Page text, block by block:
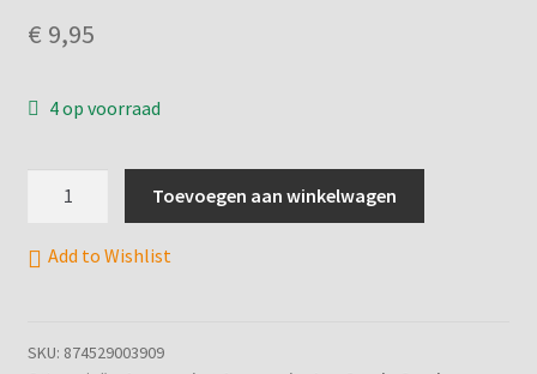
Bevestiging annulering afspraak
Boek een afspraak
Complete Payment
Etn Tags
€ 9,95
4 op voorraad
With
Toevoegen aan winkelwagen
Add to Wishlist
SKU: 874529003909